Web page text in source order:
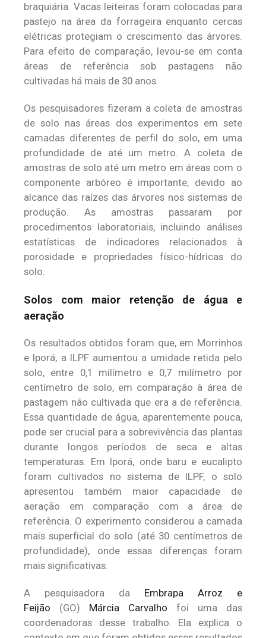
braquiária. Vacas leiteiras foram colocadas para
pastejo na área da forrageira enquanto cercas
elétricas protegiam o crescimento das árvores.
Para efeito de comparação, levou-se em conta
áreas de referência sob pastagens não
cultivadas há mais de 30 anos.
Os pesquisadores fizeram a coleta de amostras
de solo nas áreas dos experimentos em sete
camadas diferentes de perfil do solo, em uma
profundidade de até um metro. A coleta de
amostras de solo até um metro em áreas com o
componente arbóreo é importante, devido ao
alcance das raízes das árvores nos sistemas de
produção. As amostras passaram por
procedimentos laboratoriais, incluindo análises
estatísticas de indicadores relacionados à
porosidade e propriedades físico-hídricas do
solo.
Solos com maior retenção de água e
aeração
Os resultados obtidos foram que, em Morrinhos
e Iporá, a ILPF aumentou a umidade retida pelo
solo, entre 0,1 milímetro e 0,7 milímetro por
centímetro de solo, em comparação à área de
pastagem não cultivada que era a de referência.
Essa quantidade de água, aparentemente pouca,
pode ser crucial para a sobrevivência das plantas
durante longos períodos de seca e altas
temperaturas. Em Iporá, onde baru e eucalipto
foram cultivados no sistema de ILPF, o solo
apresentou também maior capacidade de
aeração em comparação com a área de
referência. O experimento considerou a camada
mais superficial do solo (até 30 centímetros de
profundidade), onde essas diferenças foram
mais significativas.
A pesquisadora da Embrapa Arroz e
Feijão (GO) Márcia Carvalho foi uma das
coordenadoras desse trabalho. Ela explica o